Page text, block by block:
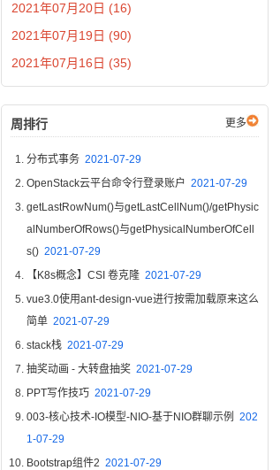
2021年07月20日 (16)
2021年07月19日 (90)
2021年07月16日 (35)
周排行 更多
分布式事务 2021-07-29
OpenStack云平台命令行登录账户 2021-07-29
getLastRowNum()与getLastCellNum()/getPhysic
alNumberOfRows()与getPhysicalNumberOfCell
s() 2021-07-29
【K8s概念】CSI 卷克隆 2021-07-29
vue3.0使用ant-design-vue进行按需加载原来这么
简单 2021-07-29
stack栈 2021-07-29
抽奖动画 - 大转盘抽奖 2021-07-29
PPT写作技巧 2021-07-29
003-核心技术-IO模型-NIO-基于NIO群聊示例 202
1-07-29
Bootstrap组件2 2021-07-29